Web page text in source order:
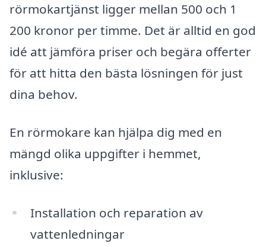
rörmokartjänst ligger mellan 500 och 1
200 kronor per timme. Det är alltid en god
idé att jämföra priser och begära offerter
för att hitta den bästa lösningen för just
dina behov.
En rörmokare kan hjälpa dig med en
mängd olika uppgifter i hemmet,
inklusive:
Installation och reparation av
vattenledningar